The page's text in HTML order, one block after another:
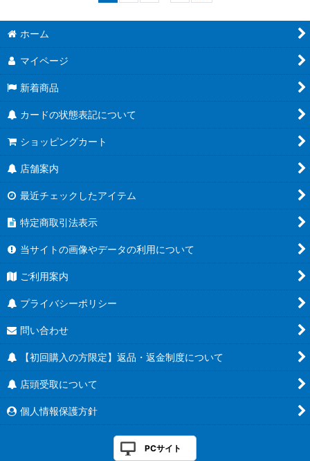
ホーム
マイページ
新着商品
カードの状態表記について
ショッピングカート
店舗案内
最近チェックしたアイテム
特定商取引法表示
当サイトの画像やデータの利用について
ご利用案内
プライバシーポリシー
問い合わせ
【初回購入の方限定】返品・返金制度について
店頭受取について
個人情報保護方針
PCサイト